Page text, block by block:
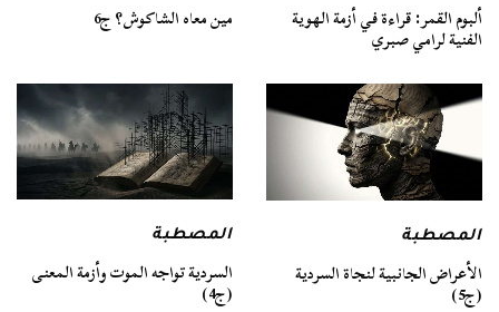
ألبوم القمر: قراءة في أزمة الهوية
الفنية لرامي صبري
مين معاه الشاكوش؟ ج6
المصطبة
الأعراض الجانبية لنجاة السردية
(ج5)
المصطبة
السردية تواجه الموت وأزمة المعنى
(ج4)